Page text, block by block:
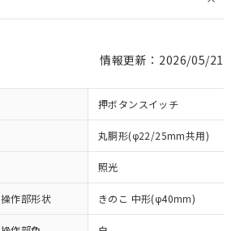
情報更新：2026/05/21
押ボタンスイッチ
丸胴形(φ22/25mm共用)
照光
操作部形状 きのこ 中形(φ40mm)